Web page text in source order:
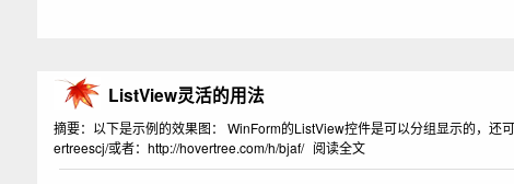
ListView灵活的用法
摘要：以下是示例的效果图： WinForm的ListView控件是可以分组显示的，
ertreescj/或者：http://hovertree.com/h/bjaf/ 阅读全文